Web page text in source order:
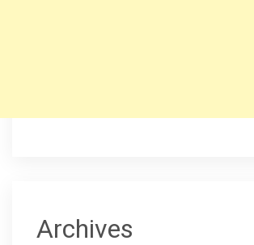
Archives